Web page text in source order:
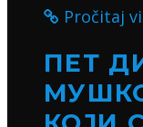
Pročitaj
ПЕТ